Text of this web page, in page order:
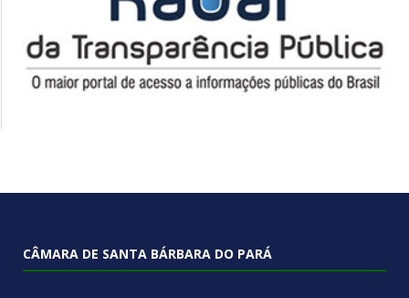
CÂMARA DE SANTA BÁRBARA DO PARÁ